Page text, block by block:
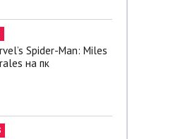
Spider-Man: Miles
на пк